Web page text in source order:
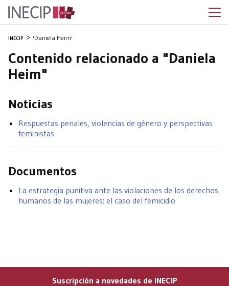
INECIP 'Daniela Heim'
Contenido relacionado a "Daniela
Heim"
Noticias
Respuestas penales, violencias de género y perspectivas
feministas
Documentos
La estrategia punitiva ante las violaciones de los derechos
humanos de las mujeres: el caso del femicidio
Suscripción a novedades de INECIP